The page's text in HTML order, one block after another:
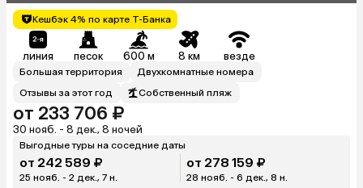
Кешбэк 4% по карте Т-Банка
линия песок 600 м 8 км везде
Большая территория
Двухкомнатные номера
Отзывы за этот год
Собственный пляж
от 233 706 ₽
30 нояб. - 8 дек., 8 ночей
Выгодные туры на соседние даты
от 242 589 ₽
25 нояб. - 2 дек., 7 н.
от 278 159 ₽
28 нояб. - 6 дек., 8 н.